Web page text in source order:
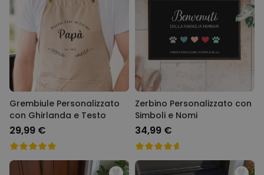
Grembiule Personalizzato
con Ghirlanda e Testo
29,99 €
Zerbino Personalizzato con
Simboli e Nomi
34,99 €